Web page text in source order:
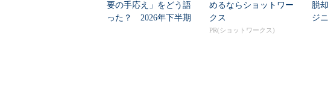
要の手応え」をどう語
った？ 2026年下半期
めるならショットワー
クス
PR(ショットワークス)
脱
ジ